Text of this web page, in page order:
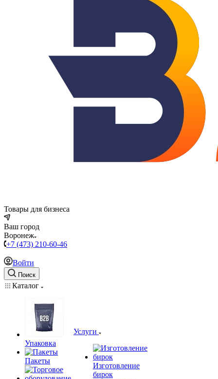
Товары для бизнеса
Ваш город
Воронеж
+7 (473) 210-60-46
Войти
Поиск
Каталог
Упаковка
Пакеты
Услуги
Изготовление
бирок